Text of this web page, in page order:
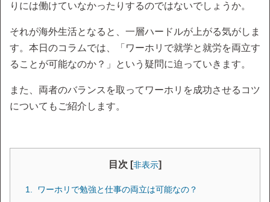
りには働けていなかったりするのではないでしょうか。
それが海外生活となると、一層ハードルが上がる気がしま
す。本日のコラムでは、「ワーホリで就学と就労を両立す
ることが可能なのか？」という疑問に迫っていきます。
また、両者のバランスを取ってワーホリを成功させるコツ
についてもご紹介します。
目次 [非表示]
ワーホリで勉強と仕事の両立は可能なの？